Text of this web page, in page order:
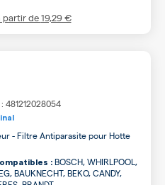
partir de19,29 €
481212028054
- Filtre Antiparasite pour Hotte
: BOSCH, WHIRLPOOL,
BAUKNECHT, BEKO, CANDY,